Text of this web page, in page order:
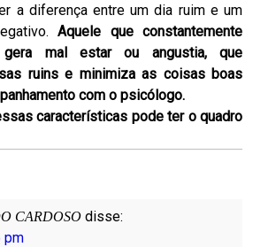
a diferença entre um dia ruim e um
Aquele que constantemente
mal estar ou angustia, que
ruins e minimiza as coisas boas
com o psicólogo.
características pode ter o quadro
CARDOSO disse:
pm